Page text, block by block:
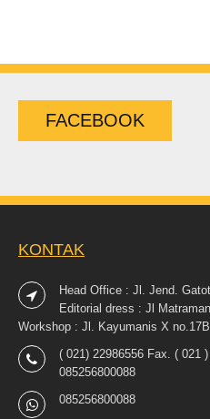
FACEBOOK
KONTAK
Head Office : Jl. Jend.
Editorial dress : Jl
Workshop : Jl. Kayumanis X
( 021) 22986556 Fax. ( 021
085256800088
085256800088